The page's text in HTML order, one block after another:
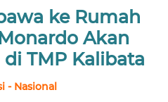
ke Rumah
Akan
TMP Kalibata
- Nasional